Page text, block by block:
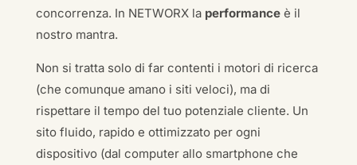
concorrenza. In NETWORX la performanceè il
nostro mantra.
Non si tratta solo di far contenti i motori di ricerca
(che comunque amano i siti veloci), ma di
rispettare il tempo del tuo potenziale cliente. Un
sito fluido, rapido e ottimizzato per ogni
dispositivo (dal computer allo smartphone che